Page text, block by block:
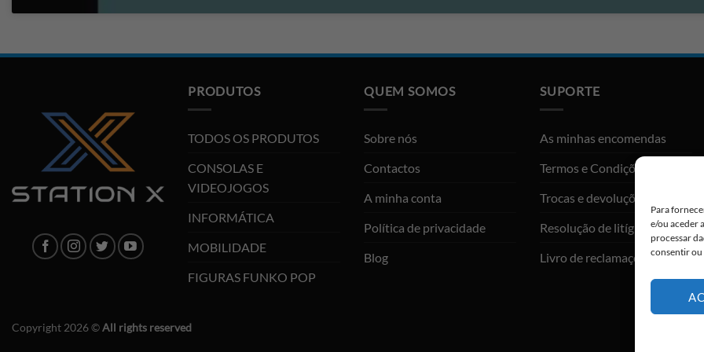
Para
e/ou aceder
processar
consentir ou
PRODUTOS
TODOS OS PRODUTOS
CONSOLAS E
VIDEOJOGOS
INFORMÁTICA
MOBILIDADE
FIGURAS FUNKO POP
QUEM SOMOS
Sobre nós
Contactos
A minha conta
Política de privacidade
Blog
SUPORTE
As minhas encomendas
Termos e Condições
Trocas e devoluções
Resolução de litígios
Livro de reclamações
Copyright 2026 ©All rights reserved